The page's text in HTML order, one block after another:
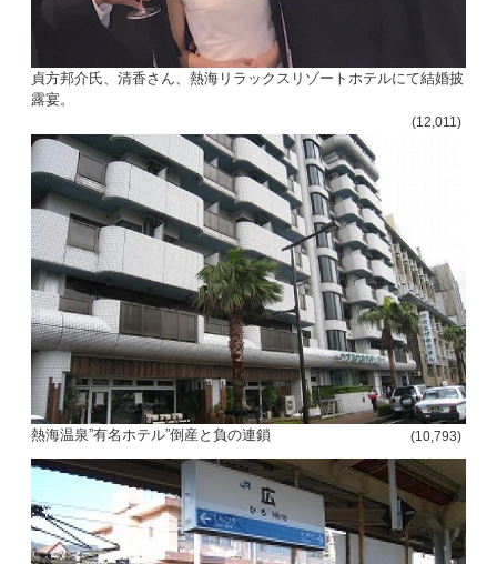
貞方邦介氏、清香さん、熱海リラックスリゾートホテルにて結婚披
露宴。
(12,011)
熱海温泉”有名ホテル”倒産と負の連鎖 (10,793)